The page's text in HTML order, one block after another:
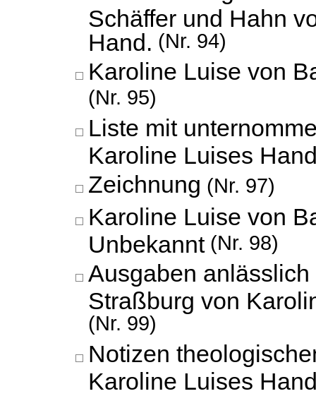
Schäffer und Hahn
Hand.
(Nr. 94)
Karoline Luise von
(Nr. 95)
Liste mit
Karoline Luises
Zeichnung (Nr. 97)
Karoline Luise von
Unbekannt (Nr. 98)
Ausgaben
Straßburg von
(Nr. 99)
Notizen
Karoline Luises